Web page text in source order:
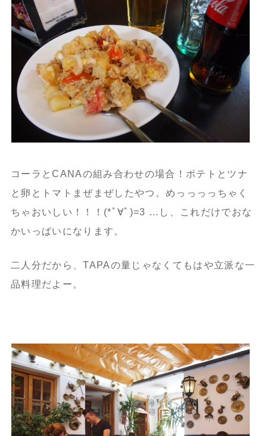
コーラとCANAの組み合わせの場合！ポテトとツナ
と卵とトマトまぜまぜしたやつ。めっっっっちゃく
ちゃおいしい！！！(*ﾟ∀ﾟ)=3 …し、これだけでおな
かいっぱいになります。
二人分だから、TAPAの量じゃなくてもはや立派な一
品料理だよー。